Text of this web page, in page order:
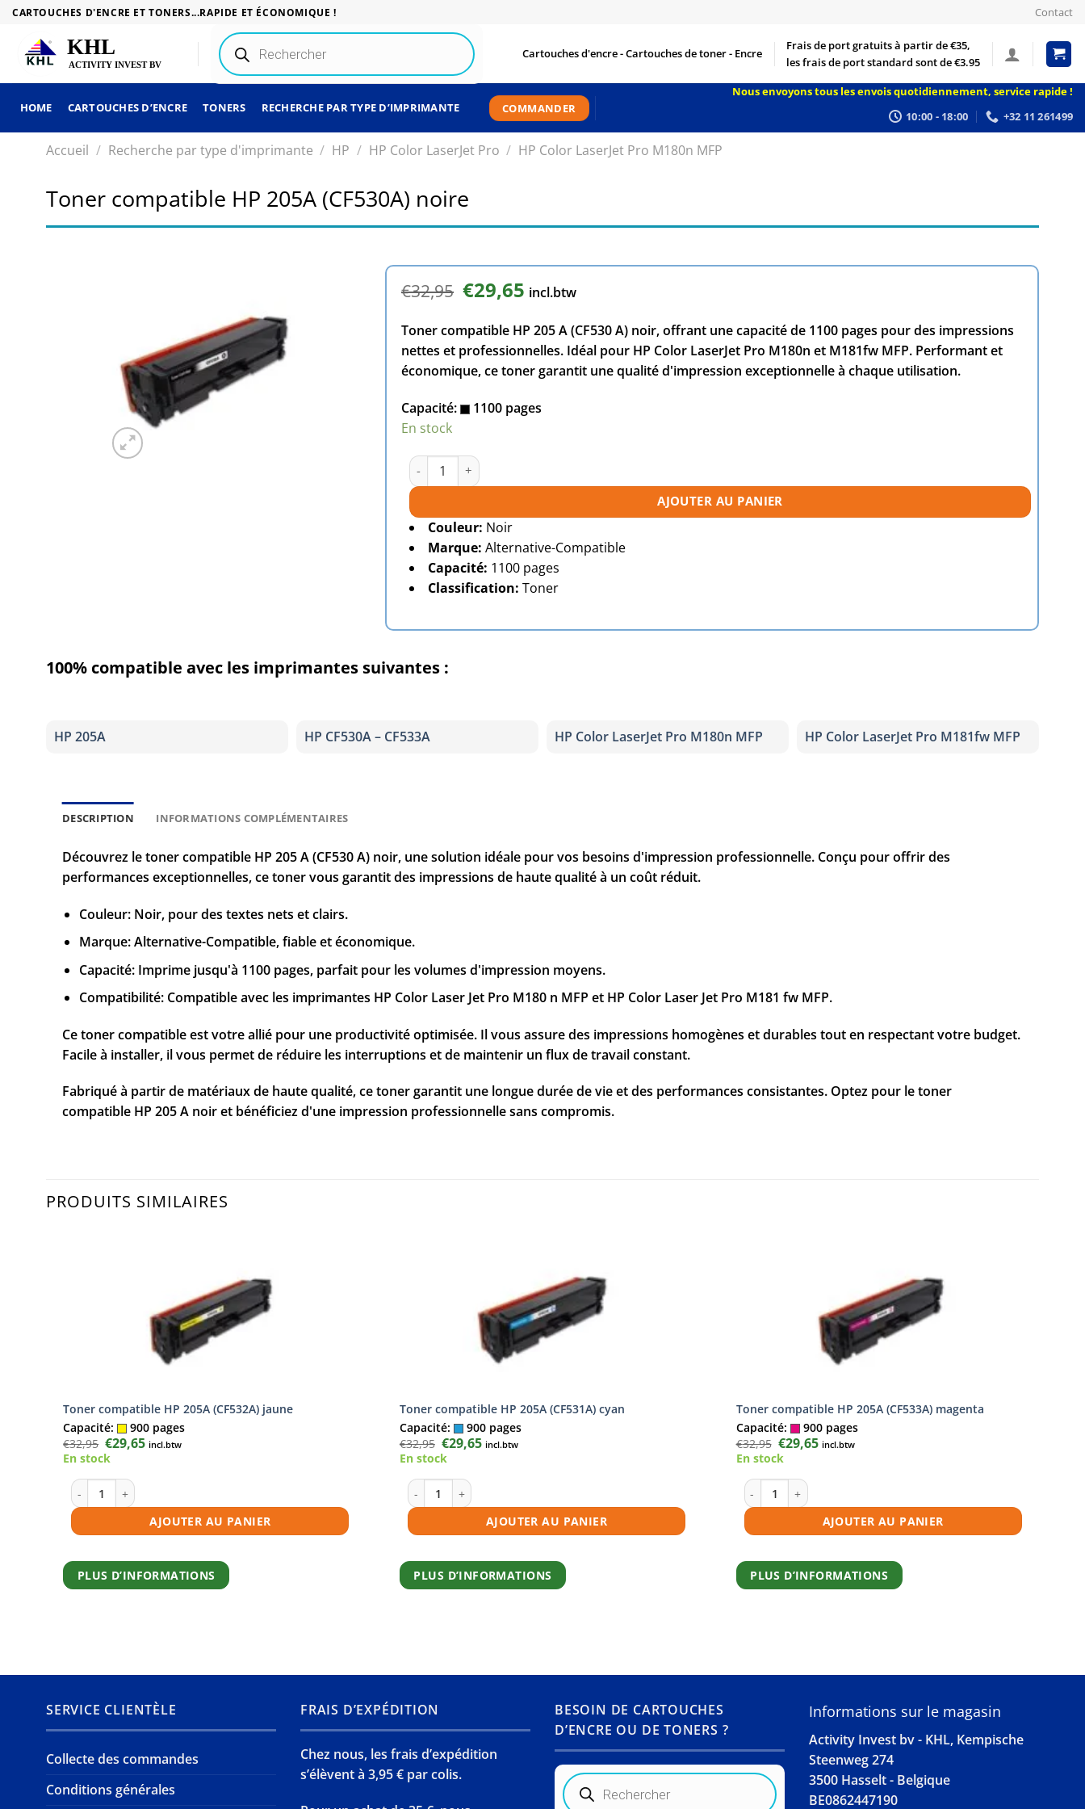
Passer
contenu
CARTOUCHES D'ENCRE ET TONERS...RAPIDE ET ÉCONOMIQUE ! Contact
Recherche
de
produits Cartouches d'encre - Cartouches de toner - Encre
Frais de port gratuits à partir de €35,
les frais de port standard sont de €3.95
HOME CARTOUCHES D’ENCRE TONERS RECHERCHE PAR TYPE D’IMPRIMANTE COMMANDER
Nous envoyons tous les envois quotidiennement, service rapide !
10:00 - 18:00
+32 11 261499
Accueil / Recherche par type d'imprimante / HP / HP Color LaserJet Pro / HP Color LaserJet Pro M180n MFP
Toner compatible HP 205A (CF530A) noire
€32,95 Le
prix
initial
était :
€32,95.
€29,65 Le
prix
actuel
est :
€29,65.
incl.btw
Toner compatible HP 205 A (CF530 A) noir, offrant une capacité de 1100 pages pour des impressions
nettes et professionnelles. Idéal pour HP Color LaserJet Pro M180n et M181fw MFP. Performant et
économique, ce toner garantit une qualité d'impression exceptionnelle à chaque utilisation.
Capacité:
1100 pages
En stock
quantité de Toner compatible HP 205A (CF530A) noire
AJOUTER AU PANIER
Couleur: Noir
Marque: Alternative-Compatible
Capacité: 1100 pages
Classification: Toner
100% compatible avec les imprimantes suivantes :
HP 205A HP CF530A – CF533A HP Color LaserJet Pro M180n MFP HP Color LaserJet Pro M181fw MFP
DESCRIPTION INFORMATIONS COMPLÉMENTAIRES
Découvrez le toner compatible HP 205 A (CF530 A) noir, une solution idéale pour vos besoins d'impression professionnelle. Conçu pour offrir des
performances exceptionnelles, ce toner vous garantit des impressions de haute qualité à un coût réduit.
Couleur: Noir, pour des textes nets et clairs.
Marque: Alternative-Compatible, fiable et économique.
Capacité: Imprime jusqu'à 1100 pages, parfait pour les volumes d'impression moyens.
Compatibilité: Compatible avec les imprimantes HP Color Laser Jet Pro M180 n MFP et HP Color Laser Jet Pro M181 fw MFP.
Ce toner compatible est votre allié pour une productivité optimisée. Il vous assure des impressions homogènes et durables tout en respectant votre budget.
Facile à installer, il vous permet de réduire les interruptions et de maintenir un flux de travail constant.
Fabriqué à partir de matériaux de haute qualité, ce toner garantit une longue durée de vie et des performances consistantes. Optez pour le toner
compatible HP 205 A noir et bénéficiez d'une impression professionnelle sans compromis.
PRODUITS SIMILAIRES
Toner compatible HP 205A (CF532A) jaune
Capacité:
900 pages
€32,95 Le
prix
initial
était :
€32,95.
€29,65Le
prix
incl.btw
En stock
quantité de Toner compatible HP 205A (CF532A) jaune
AJOUTER AU PANIER
PLUS D’INFORMATIONS
Toner compatible HP 205A (CF531A) cyan
Capacité:
900 pages
€32,95 Le
prix
initial
était :
€32,95.
€29,65Le
prix
incl.btw
En stock
quantité de Toner compatible HP 205A (CF531A) cyan
AJOUTER AU PANIER
PLUS D’INFORMATIONS
Toner compatible HP 205A (CF533A) magenta
Capacité:
900 pages
€32,95 Le
prix
initial
était :
€32,95.
€29,65Le
prix
incl.btw
En stock
quantité de Toner compatible HP 205A (CF533A) magenta
AJOUTER AU PANIER
PLUS D’INFORMATIONS
SERVICE CLIENTÈLE
Collecte des commandes
Conditions générales
FRAIS D’EXPÉDITION
Chez nous, les frais d’expédition
s’élèvent à 3,95 € par colis.
BESOIN DE CARTOUCHES
D’ENCRE OU DE TONERS ?
Recherche
de
produits
Informations sur le magasin
Activity Invest bv - KHL, Kempische
Steenweg 274
3500 Hasselt - Belgique
BE0862447190